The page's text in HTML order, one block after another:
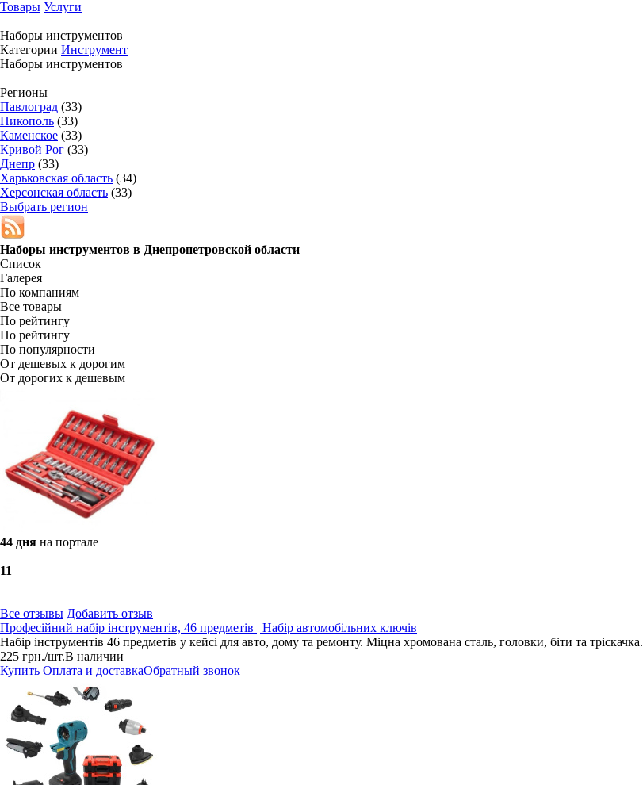
Товары Услуги
Наборы инструментов
Категории Инструмент
Наборы инструментов
Регионы
Павлоград (33)
Никополь (33)
Каменское (33)
Кривой Рог (33)
Днепр (33)
Харьковская область (34)
Херсонская область (33)
Выбрать регион
Наборы инструментов в Днепропетровской области
Список
Галерея
По компаниям
Все товары
По рейтингу
По рейтингу
По популярности
От дешевых к дорогим
От дорогих к дешевым
44 дня на портале
11
Все отзывы Добавить отзыв
Професійний набір інструментів, 46 предметів | Набір автомобільних ключів
Набір інструментів 46 предметів у кейсі для авто, дому та ремонту. Міцна хромована сталь, головки, біти та тріскачка.
225 грн./шт.В наличии
Купить Оплата и доставкаОбратный звонок